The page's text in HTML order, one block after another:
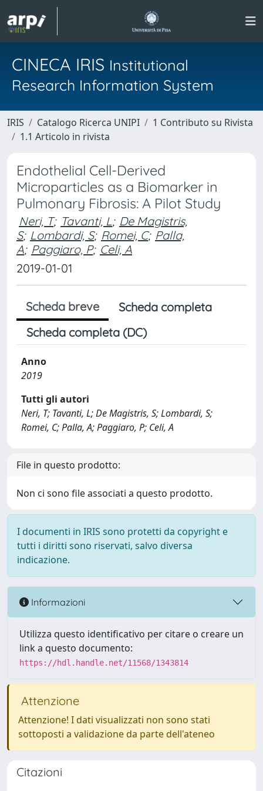
CINECA IRIS Institutional
Research Information System
IRIS Catalogo Ricerca UNIPI
1 Contributo su Rivista
1.1 Articolo in rivista
Endothelial Cell-Derived
Microparticles as a Biomarker in
Pulmonary Fibrosis: A Pilot Study
Neri, T; Tavanti, L; De Magistris,
S; Lombardi, S; Romei, C; Palla,
A; Paggiaro, P; Celi, A
2019-01-01
Scheda breve
Scheda completa
Scheda completa (DC)
Anno
2019
Tutti gli autori
Neri, T; Tavanti, L; De Magistris, S; Lombardi, S;
Romei, C; Palla, A; Paggiaro, P; Celi, A
File in questo prodotto:
Non ci sono file associati a questo prodotto.
I documenti in IRIS sono protetti da copyright e
tutti i diritti sono riservati, salvo diversa
indicazione.
Informazioni
Utilizza questo identificativo per citare o creare un
link a questo documento:
https://hdl.handle.net/11568/1343814
Attenzione
Attenzione! I dati visualizzati non sono stati
sottoposti a validazione da parte dell'ateneo
Citazioni